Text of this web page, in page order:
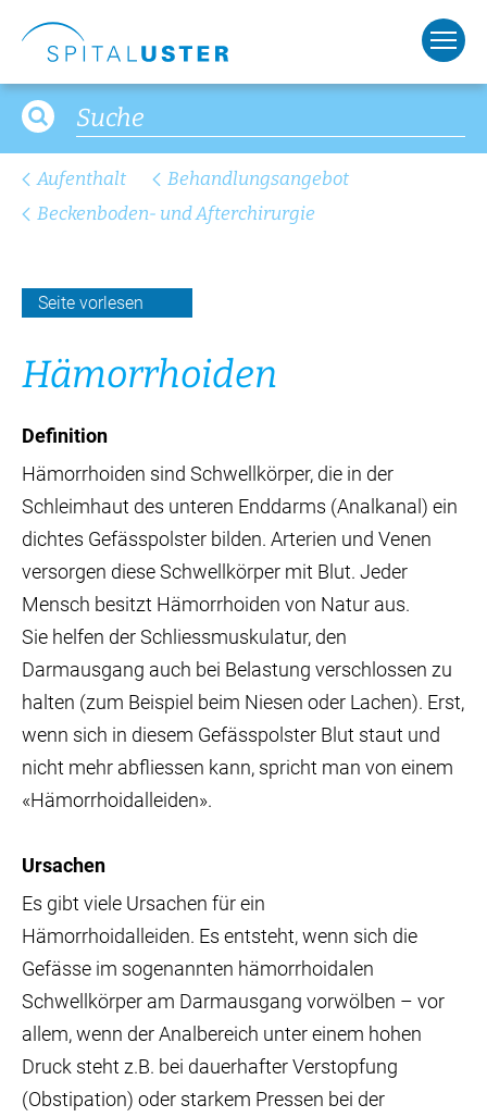
Aufenthalt
Behandlungsangebot
Beckenboden- und Afterchirurgie
Seite vorlesen
Hä­mor­rhoi­den
Definition
Hämorrhoiden sind Schwellkörper, die in der
Schleimhaut des unteren Enddarms (Analkanal) ein
dichtes Gefässpolster bilden. Arterien und Venen
versorgen diese Schwellkörper mit Blut. Jeder
Mensch besitzt Hämorrhoiden von Natur aus.
Sie helfen der Schliessmuskulatur, den
Darmausgang auch bei Belastung verschlossen zu
halten (zum Beispiel beim Niesen oder Lachen). Erst,
wenn sich in diesem Gefässpolster Blut staut und
nicht mehr abfliessen kann, spricht man von einem
«Hämorrhoidalleiden».
Ursachen
Es gibt viele Ursachen für ein
Hämorrhoidalleiden. Es entsteht, wenn sich die
Gefässe im sogenannten hämorrhoidalen
Schwellkörper am Darmausgang vorwölben – vor
allem, wenn der Analbereich unter einem hohen
Druck steht z.B. bei dauerhafter Verstopfung
(Obstipation) oder starkem Pressen bei der